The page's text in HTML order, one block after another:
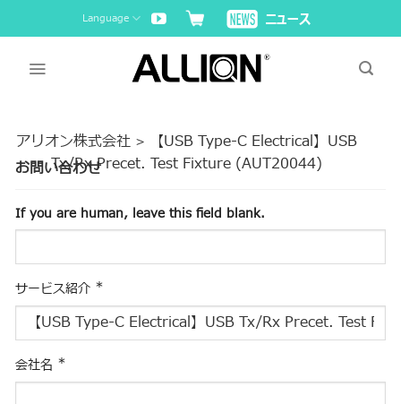
to
Language
アリオン株式会社>
【USB Type-C Electrical】USB
Tx/Rx Precet. Test Fixture (AUT20044)
お問い合わせ
If you are human, leave this field blank.
サービス紹介 *
会社名 *